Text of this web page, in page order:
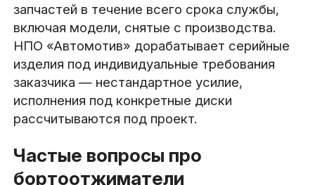
запчастей в течение всего срока службы,
включая модели, снятые с производства.
НПО «Автомотив» дорабатывает серийные
изделия под индивидуальные требования
заказчика — нестандартное усилие,
исполнения под конкретные диски
рассчитываются под проект.
Частые вопросы про
бортоотжиматели